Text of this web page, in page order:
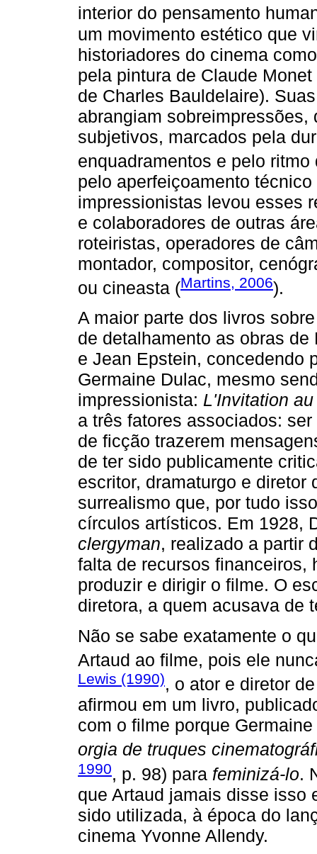
interior do pensamento
um movimento estético que
historiadores do cinema
pela pintura de Claude
de Charles Bauldelaire).
abrangiam
subjetivos, marcados pela
enquadramentos e pelo ritmo
pelo aperfeiçoamento
impressionistas levou esses
e colaboradores de outras
roteiristas, operadores de
montador, compositor,
ou cineasta (Martins, 2006).
A maior parte dos livros
de detalhamento as obras
e Jean Epstein, concedendo
Germaine Dulac, mesmo
impressionista: L'Invitation
a três fatores associados:
de ficção trazerem
de ter sido publicamente
escritor, dramaturgo e diretor
surrealismo que, por tudo
círculos artísticos. Em 1928,
clergyman, realizado a partir
falta de recursos financeiros,
produzir e dirigir o filme. O
diretora, a quem acusava de
Não se sabe exatamente o
Artaud ao filme, pois ele
Lewis (1990), o ator e diretor
afirmou em um livro,
com o filme porque
orgia de truques
1990, p. 98) para feminizá-lo.
que Artaud jamais disse isso
sido utilizada, à época do
cinema Yvonne Allendy.